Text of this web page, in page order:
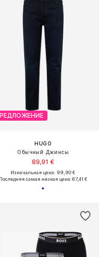
HUGO
Обычный Джинсы
89,91 €
Изначальная цена: 99,90 €
Последняя самая низкая цена:67,41 €